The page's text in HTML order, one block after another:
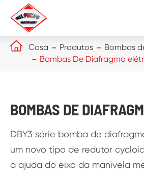
 Casa Produtos
Bombas
Bombas De Diafragma
BOMBAS DE
DBY3 série bomba de
um novo tipo de redutor
a ajuda do eixo da manivela